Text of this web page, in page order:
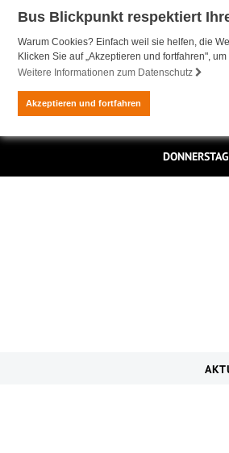
Bus Blickpunkt respektiert
Warum Cookies? Einfach weil sie helfen, die
Klicken Sie auf „Akzeptieren und fortfahren",
Weitere Informationen zum Datenschutz
Akzeptieren und fortfahren